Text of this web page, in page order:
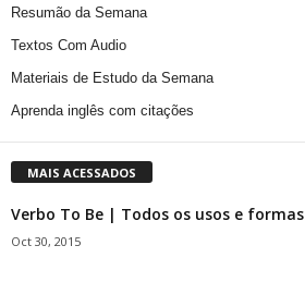
Resumão da Semana
Textos Com Audio
Materiais de Estudo da Semana
Aprenda inglês com citações
MAIS ACESSADOS
Verbo To Be | Todos os usos e formas
Oct 30, 2015